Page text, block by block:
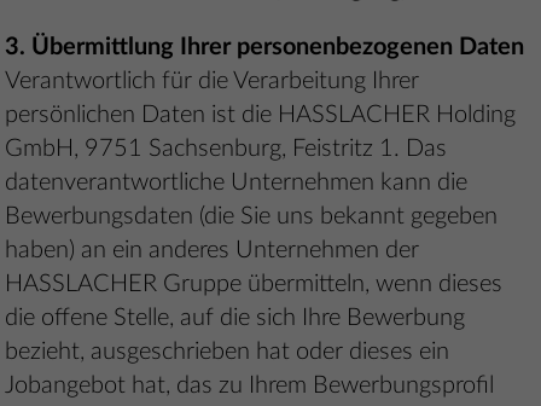
3. Übermittlung Ihrer personenbezogenen Daten
Verantwortlich für die Verarbeitung Ihrer
persönlichen Daten ist die HASSLACHER Holding
GmbH, 9751 Sachsenburg, Feistritz 1. Das
datenverantwortliche Unternehmen kann die
Bewerbungsdaten (die Sie uns bekannt gegeben
haben) an ein anderes Unternehmen der
HASSLACHER Gruppe übermitteln, wenn dieses
die offene Stelle, auf die sich Ihre Bewerbung
bezieht, ausgeschrieben hat oder dieses ein
Jobangebot hat, das zu Ihrem Bewerbungsprofil